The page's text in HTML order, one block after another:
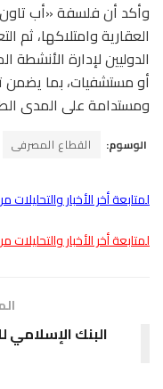
العقارية وامتلاكها، ثم
الدوليين لإدارة
أو مستشفيات، بما
ومستدامة على المدى
الوسوم: القطاع المصرفى
لمتابعة أخر الأخبار
لمتابعة أخر الأخبار
البنك